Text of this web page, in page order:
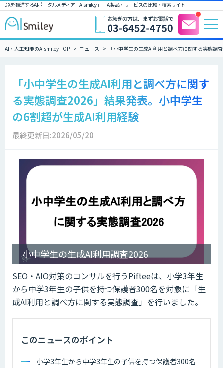
DXを推進するAIポータルメディア「AIsmiley」｜ AI製品・サービスの比較・検索サイト
AI・人工知能のAIsmiley TOP ニュース 「小中学生の生成AI利用と調べ方に関する実態
「小中学生の生成AI利用と調べ方に関す
る実態調査2026」結果発表。小中学生
の6割超が生成AI利用経験
最終更新日:2026/05/20
小中学生の生成AI利用調査2026
SEO・AIO対策のコンサルを行うPifteeは、小学3年生
から中学3年生の子供を持つ保護者300名を対象に「生
成AI利用と調べ方に関する実態調査」を行いました。
このニュースのポイント
小学3年生から中学3年生の子供を持つ保護者300名